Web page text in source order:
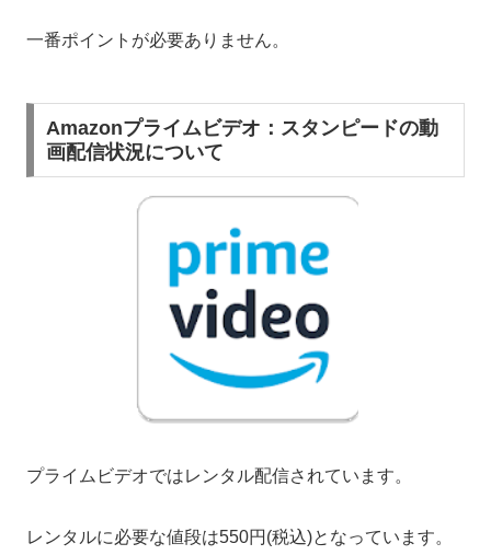
一番ポイントが必要ありません。
Amazonプライムビデオ：スタンピードの動
画配信状況について
プライムビデオではレンタル配信されています。
レンタルに必要な値段は550円(税込)となっています。